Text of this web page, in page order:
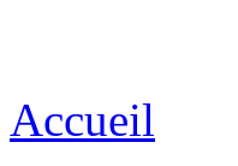
Accueil